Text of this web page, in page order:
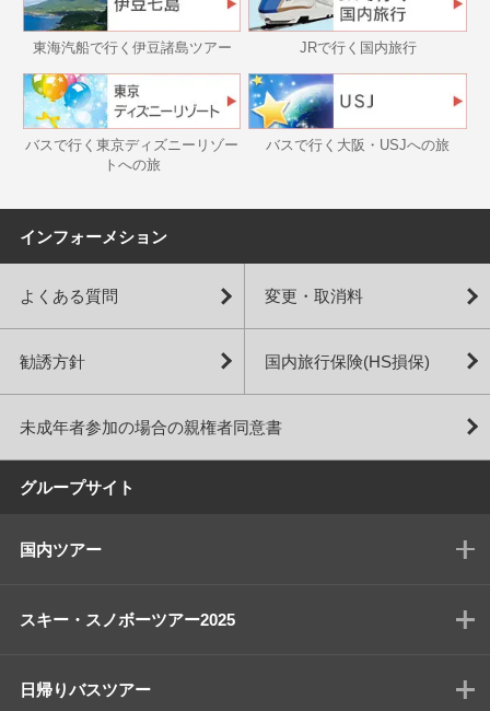
東海汽船で行く伊豆諸島ツアー JRで行く国内旅行
バスで行く東京ディズニーリゾー
トへの旅
バスで行く大阪・USJへの旅
インフォーメション
よくある質問 変更・取消料
勧誘方針 国内旅行保険(HS損保)
未成年者参加の場合の親権者同意書
グループサイト
国内ツアー
スキー・スノボーツアー2025
日帰りバスツアー